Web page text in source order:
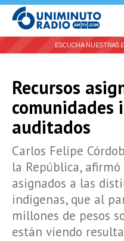
ESCUCHA NUESTRAS
Recursos
comunidades
auditados
Carlos Felipe
la República,
asignados a las
indígenas, que al
millones de pesos
están viendo